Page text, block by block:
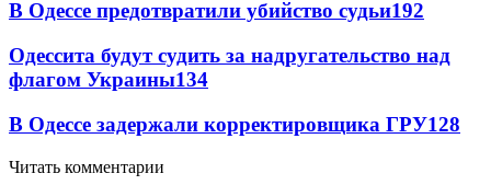
В Одессе предотвратили убийство судьи192
Одессита будут судить за надругательство над
флагом Украины134
В Одессе задержали корректировщика ГРУ128
Читать комментарии